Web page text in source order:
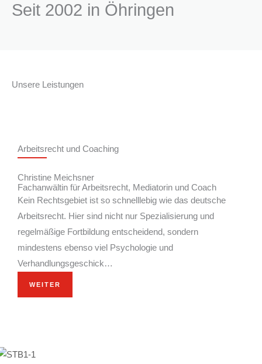
Seit 2002 in Öhringen
Unsere Leistungen
Arbeitsrecht und Coaching
Christine Meichsner
Fachanwältin für Arbeitsrecht, Mediatorin und Coach
Kein Rechtsgebiet ist so schnelllebig wie das deutsche
Arbeitsrecht. Hier sind nicht nur Spezialisierung und
regelmäßige Fortbildung entscheidend, sondern
mindestens ebenso viel Psychologie und
Verhandlungsgeschick…
WEITER